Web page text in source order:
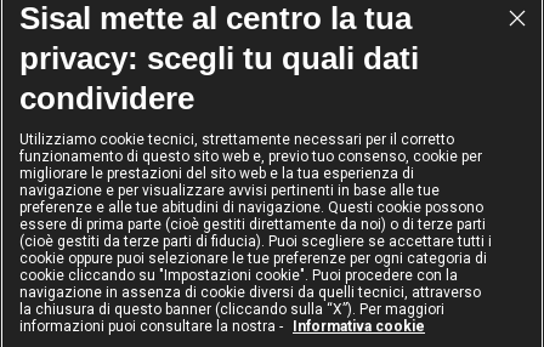
Riconoscimenti
2024
Operatore
dell'anno
2024
Operatore
Scommesse
sportive
2024
Operatore di
gioco sicuro
2024
Diversity &
Inclusion
IL GIOCO È VIETATO AI MINORI
Sisal mette al centro la tua
privacy: scegli tu quali dati
condividere
Utilizziamo cookie tecnici, strettamente necessari per il corretto
funzionamento di questo sito web e, previo tuo consenso, cookie per
migliorare le prestazioni del sito web e la tua esperienza di
navigazione e per visualizzare avvisi pertinenti in base alle tue
preferenze e alle tue abitudini di navigazione. Questi cookie possono
essere di prima parte (cioè gestiti direttamente da noi) o di terze parti
(cioè gestiti da terze parti di fiducia). Puoi scegliere se accettare tutti i
cookie oppure puoi selezionare le tue preferenze per ogni categoria di
cookie cliccando su "Impostazioni cookie". Puoi procedere con la
navigazione in assenza di cookie diversi da quelli tecnici, attraverso
la chiusura di questo banner (cliccando sulla “X”). Per maggiori
informazioni puoi consultare la nostra -
Informativa cookie